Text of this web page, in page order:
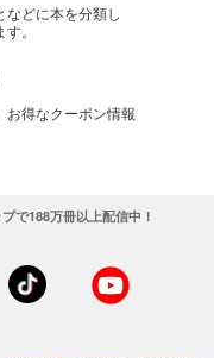
などに本を分類し
。
お得なクーポン情報
で188万冊以上配信中！